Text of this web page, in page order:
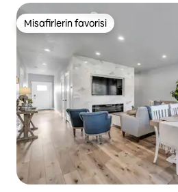
Misafirlerin favorisi
Misafirlerin favorisi